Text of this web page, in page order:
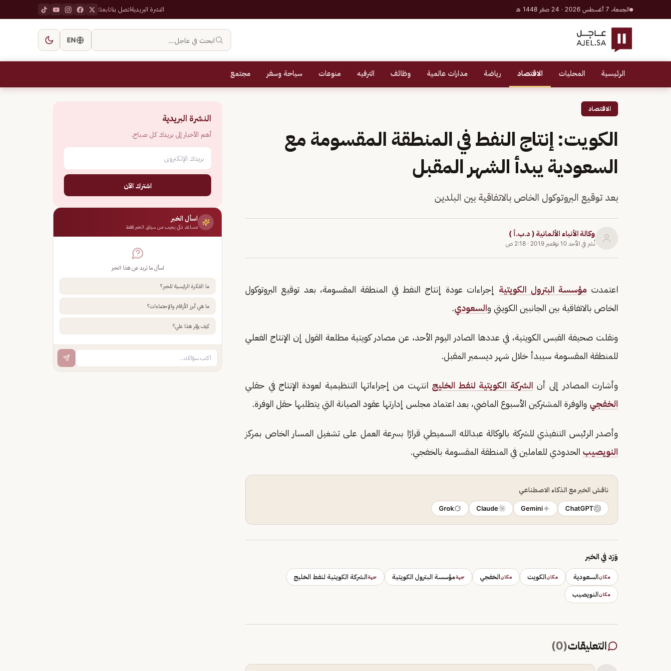
الجمعة، 7 أغسطس 2026 · 24 صفر 1448 هـ النشرة البريديةاتصل بناتابعنا:
ابحث في عاجل… EN
الرئيسية المحليات الاقتصاد رياضة مدارات عالمية وظائف الترفيه منوعات سياحة وسفر مجتمع
الاقتصاد
الكويت: إنتاج النفط في المنطقة المقسومة مع
السعودية يبدأ الشهر المقبل
بعد توقيع البروتوكول الخاص بالاتفاقية بين البلدين
وكالة الأنباء الألمانية ( د.ب.أ )
نُشر في الأحد 10 نوفمبر 2019 · 2:18 ص
اعتمدت مؤسسة البترول الكويتية إجراءات عودة إنتاج النفط في المنطقة المقسومة، بعد توقيع البروتوكول
الخاص بالاتفاقية بين الجانبين الكويتي والسعودي.
ونقلت صحيفة القبس الكويتية، في عددها الصادر اليوم الأحد، عن مصادر كويتية مطلعة القول إن الإنتاج الفعلي
للمنطقة المقسومة سيبدأ خلال شهر ديسمبر المقبل.
وأشارت المصادر إلى أن الشركة الكويتية لنفط الخليج انتهت من إجراءاتها التنظيمية لعودة الإنتاج في حقلي
الخفجي والوفرة المشتركين الأسبوع الماضي، بعد اعتماد مجلس إدارتها عقود الصيانة التي يتطلبها حقل الوفرة.
وأصدر الرئيس التنفيذي للشركة بالوكالة عبدالله السميطي قرارًا بسرعة العمل على تشغيل المسار الخاص بمركز
النويصيب الحدودي للعاملين في المنطقة المقسومة بالخفجي.
ناقش الخبر مع الذكاء الاصطناعي
ChatGPT
Gemini
Claude
Grok
وَرَد في الخبر
مكانالسعودية مكانالكويت مكانالخفجي جهةمؤسسة البترول الكويتية جهةالشركة الكويتية لنفط الخليج
مكانالنويصيب
التعليقات(
0
)
النشرة البريدية
أهم الأخبار إلى بريدك كل صباح.
اشترك الآن
اسأل الخبر
مساعد ذكي يجيب من سياق الخبر فقط
اسأل ما تريد عن هذا الخبر
ما الفكرة الرئيسية للخبر؟
ما هي أبرز الأرقام والإحصاءات؟
كيف يؤثر هذا علي؟